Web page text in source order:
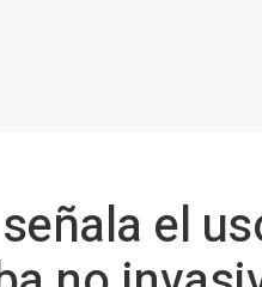
el